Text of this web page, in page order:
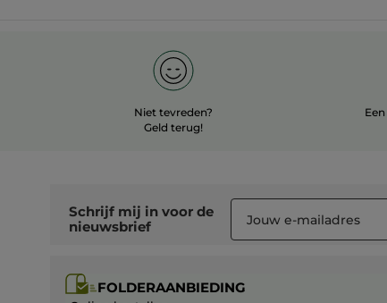
Niet tevreden?
Geld terug!
Een
Schrijf mij in voor de
nieuwsbrief
FOLDERAANBIEDING